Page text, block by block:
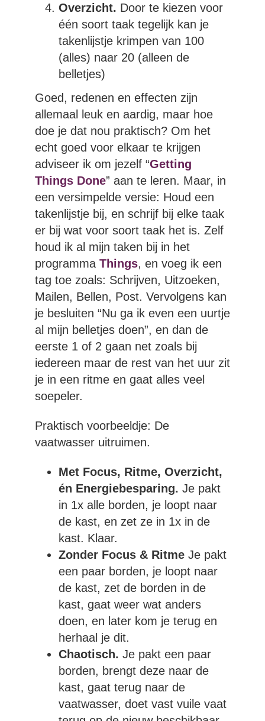
Overzicht. Door te kiezen voor
één soort taak tegelijk kan je
takenlijstje krimpen van 100
(alles) naar 20 (alleen de
belletjes)
Goed, redenen en effecten zijn
allemaal leuk en aardig, maar hoe
doe je dat nou praktisch? Om het
echt goed voor elkaar te krijgen
adviseer ik om jezelf “Getting
Things Done” aan te leren. Maar, in
een versimpelde versie: Houd een
takenlijstje bij, en schrijf bij elke taak
er bij wat voor soort taak het is. Zelf
houd ik al mijn taken bij in het
programma Things, en voeg ik een
tag toe zoals: Schrijven, Uitzoeken,
Mailen, Bellen, Post. Vervolgens kan
je besluiten “Nu ga ik even een uurtje
al mijn belletjes doen”, en dan de
eerste 1 of 2 gaan net zoals bij
iedereen maar de rest van het uur zit
je in een ritme en gaat alles veel
soepeler.
Praktisch voorbeeldje: De
vaatwasser uitruimen.
Met Focus, Ritme, Overzicht,
én Energiebesparing. Je pakt
in 1x alle borden, je loopt naar
de kast, en zet ze in 1x in de
kast. Klaar.
Zonder Focus & Ritme Je pakt
een paar borden, je loopt naar
de kast, zet de borden in de
kast, gaat weer wat anders
doen, en later kom je terug en
herhaal je dit.
Chaotisch. Je pakt een paar
borden, brengt deze naar de
kast, gaat terug naar de
vaatwasser, doet vast vuile vaat